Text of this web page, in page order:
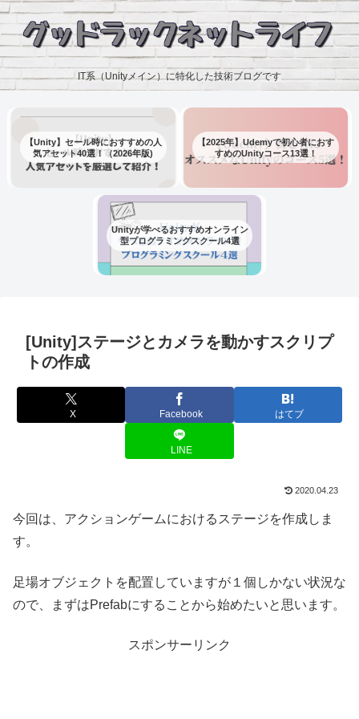
IT系（Unityメイン）に特化した技術ブログです
【Unity】セール時におすすめの人
気アセット40選！（2026年版)
【2025年】Udemyで初心者におす
すめのUnityコース13選！
Unityが学べるおすすめオンライン
型プログラミングスクール4選
[Unity]ステージとカメラを動かすスクリプ
トの作成
X Facebook はてブ
LINE
2020.04.23
今回は、アクションゲームにおけるステージを作成しま
す。
足場オブジェクトを配置していますが１個しかない状況な
ので、まずはPrefabにすることから始めたいと思います。
スポンサーリンク